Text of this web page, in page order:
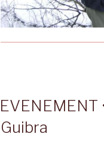
EVENEMENT
Guibra